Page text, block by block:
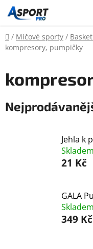
Přejít
na
obsah
Domů
/ Míčové sporty /
kompresory, pumpičky
Jehla k
Skladem
21 Kč
GALA
Skladem
349 Kč